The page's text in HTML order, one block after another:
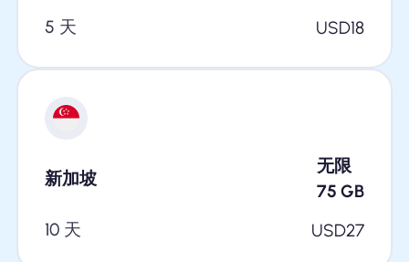
5 天
USD18
新加坡
无限
75 GB
10 天
USD27